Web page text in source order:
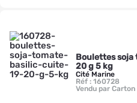
Boulettes soja
20 g 5 kg
Cité Marine
Réf : 160728
Vendu par Carton